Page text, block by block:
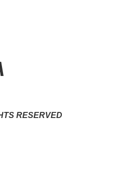
RESERVED